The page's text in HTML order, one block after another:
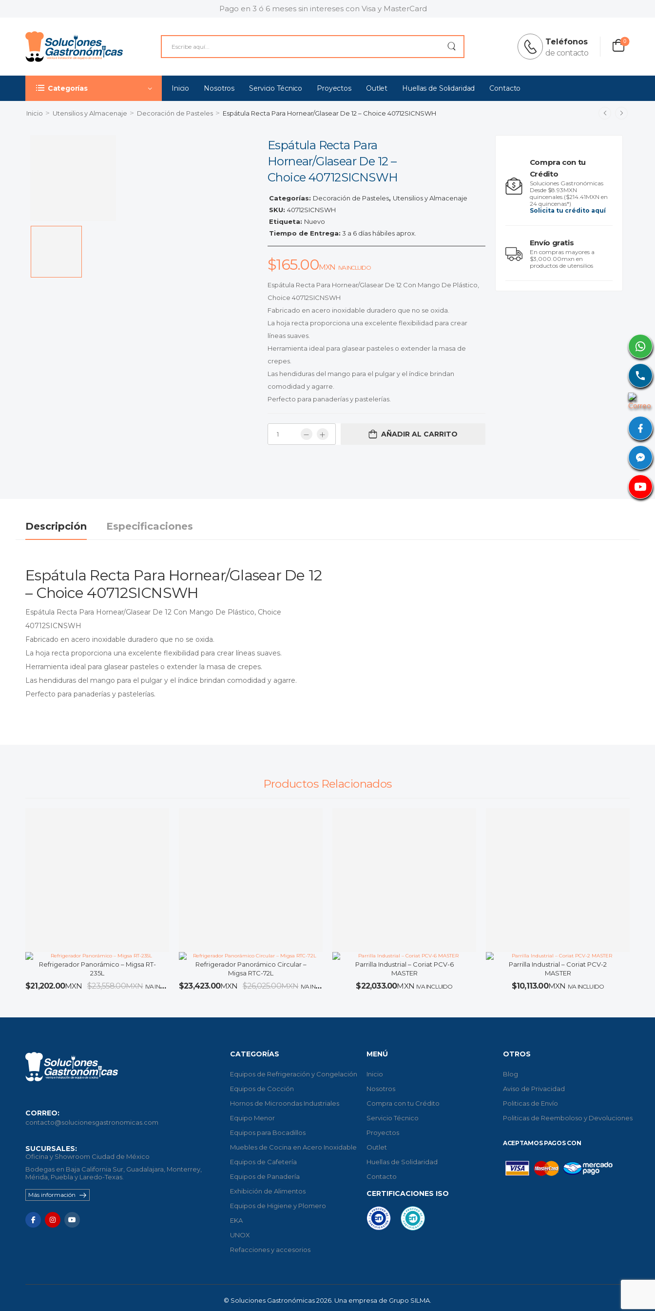
Pago en 3 ó 6 meses sin intereses con Visa y MasterCard
Teléfonos
de contacto
0
Categorías Inicio Nosotros Servicio Técnico Proyectos Outlet Huellas de Solidaridad Contacto
Inicio > Utensilios y Almacenaje > Decoración de Pasteles > Espátula Recta Para Hornear/Glasear De 12 – Choice 40712SICNSWH
Espátula Recta Para
Hornear/Glasear De 12 –
Choice 40712SICNSWH
Categorías: Decoración de Pasteles, Utensilios y Almacenaje
SKU: 40712SICNSWH
Etiqueta: Nuevo
Tiempo de Entrega: 3 a 6 días hábiles aprox.
$165.00MXN IVA INCLUIDO
Espátula Recta Para Hornear/Glasear De 12 Con Mango De Plástico,
Choice 40712SICNSWH
Fabricado en acero inoxidable duradero que no se oxida.
La hoja recta proporciona una excelente flexibilidad para crear
líneas suaves.
Herramienta ideal para glasear pasteles o extender la masa de
crepes.
Las hendiduras del mango para el pulgar y el índice brindan
comodidad y agarre.
Perfecto para panaderías y pastelerías.
AÑADIR AL CARRITO
Compra con tu
Crédito
Soluciones Gastronómicas
Desde $8.93MXN
quincenales.($214.41MXN en
24 quincenas*)
Solicita tu crédito aquí
Envío gratis
En compras mayores a
$3,000.00mxn en
productos de utensilios
Descripción Especificaciones
Espátula Recta Para Hornear/Glasear De 12
– Choice 40712SICNSWH
Espátula Recta Para Hornear/Glasear De 12 Con Mango De Plástico, Choice
40712SICNSWH
Fabricado en acero inoxidable duradero que no se oxida.
La hoja recta proporciona una excelente flexibilidad para crear líneas suaves.
Herramienta ideal para glasear pasteles o extender la masa de crepes.
Las hendiduras del mango para el pulgar y el índice brindan comodidad y agarre.
Perfecto para panaderías y pastelerías.
Productos Relacionados
Refrigerador Panorámico – Migsa RT-
235L
$21,202.00MXN $23,558.00MXN IVA INCLUIDO
Refrigerador Panorámico Circular –
Migsa RTC-72L
$23,423.00MXN $26,025.00MXN IVA INCLUIDO
Parrilla Industrial – Coriat PCV-6
MASTER
$22,033.00MXN IVA INCLUIDO
Parrilla Industrial – Coriat PCV-2
MASTER
$10,113.00MXN IVA INCLUIDO
CORREO:
contacto@solucionesgastronomicas.com
SUCURSALES:
Oficina y Showroom Ciudad de México
Bodegas en Baja California Sur, Guadalajara, Monterrey,
Mérida, Puebla y Laredo-Texas.
Más información
CATEGORÍAS
Equipos de Refrigeración y Congelación
Equipos de Cocción
Hornos de Microondas Industriales
Equipo Menor
Equipos para Bocadillos
Muebles de Cocina en Acero Inoxidable
Equipos de Cafetería
Equipos de Panadería
Exhibición de Alimentos
Equipos de Higiene y Plomero
EKA
UNOX
Refacciones y accesorios
MENÚ
Inicio
Nosotros
Compra con tu Crédito
Servicio Técnico
Proyectos
Outlet
Huellas de Solidaridad
Contacto
CERTIFICACIONES ISO
OTROS
Blog
Aviso de Privacidad
Politicas de Envío
Politicas de Reemboloso y Devoluciones
ACEPTAMOS PAGOS CON
© Soluciones Gastronómicas 2026. Una empresa de Grupo SILMA.